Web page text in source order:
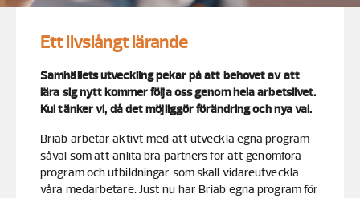
Ett livslångt lärande
Samhällets utveckling pekar på att behovet av att
lära sig nytt kommer följa oss genom hela arbetslivet.
Kul tänker vi, då det möjliggör förändring och nya val.
Briab arbetar aktivt med att utveckla egna program
såväl som att anlita bra partners för att genomföra
program och utbildningar som skall vidareutveckla
våra medarbetare. Just nu har Briab egna program för